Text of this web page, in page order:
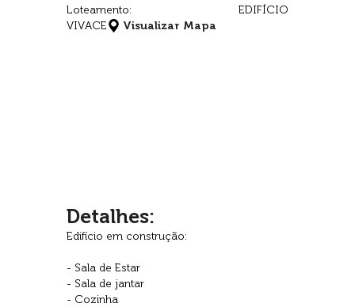
Loteamento: EDIFÍCIO
VIVACE
Visualizar Mapa
Detalhes:
Edifício em construção:
- Sala de Estar
- Sala de jantar
- Cozinha